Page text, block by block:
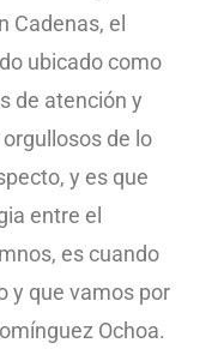
Cadenas, el
ubicado como
de atención y
de lo
y es que
entre el
es cuando
y que vamos por
Ochoa.